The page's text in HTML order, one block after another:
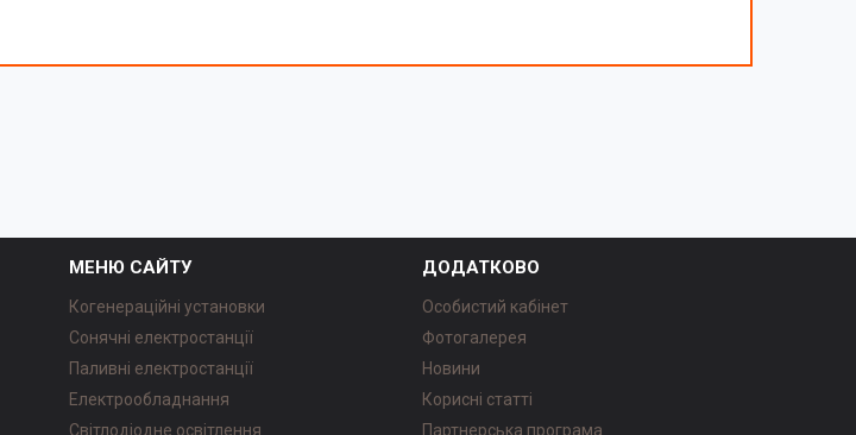
МЕНЮ САЙТУ
Когенераційні установки
Сонячні електростанції
Паливні електростанції
Електрообладнання
Світлодіодне освітлення
ДОДАТКОВО
Особистий кабінет
Фотогалерея
Новини
Корисні статті
Партнерська програма